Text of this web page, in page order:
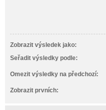
Zobrazit výsledek jako:
Seřadit výsledky podle:
Omezit výsledky na předchozí:
Zobrazit prvních: